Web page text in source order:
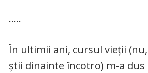
…..
În ultimii ani, cursul vieții
știi dinainte încotro) m-a